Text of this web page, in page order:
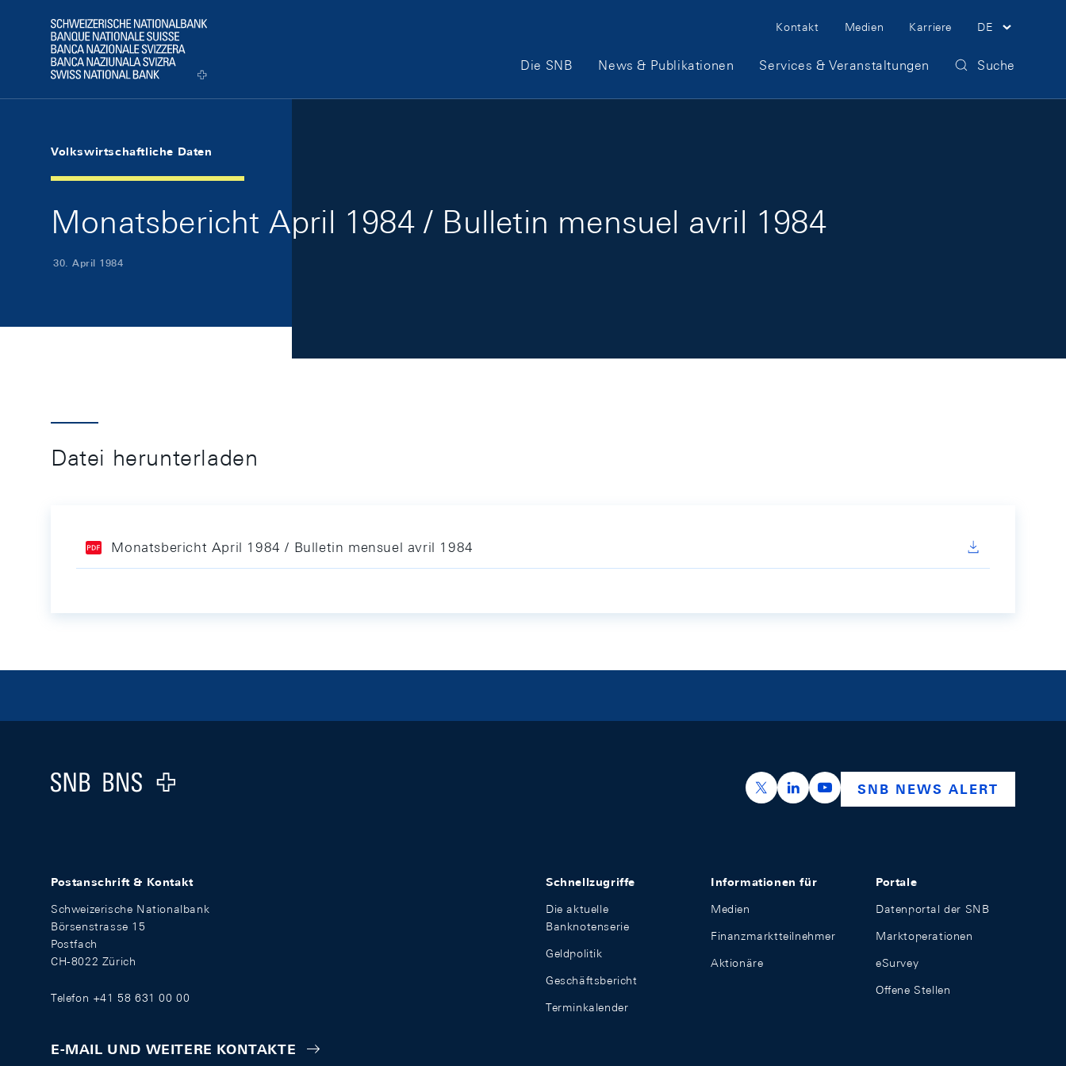
Logo
Meta Navigation
Kontakt Medien Karriere DE
Hauptnavigation
Die SNB News & Publikationen Services & Veranstaltungen Suche
Volkswirtschaftliche Daten
Monatsbericht April 1984 / Bulletin mensuel avril 1984
30. April 1984
Datei herunterladen
Monatsbericht April 1984 / Bulletin mensuel avril 1984
Logo
https://x.com/snb_bns
https://ch.linkedin.com/company/swiss-
https://www.youtube.com/
SNB NEWS ALERT
Postanschrift & Kontakt
Schweizerische Nationalbank
Börsenstrasse 15
Postfach
CH-8022 Zürich
Telefon +41 58 631 00 00
E-MAIL UND WEITERE KONTAKTE
Schnellzugriffe
Die aktuelle
Banknotenserie
Geldpolitik
Geschäftsbericht
Terminkalender
Informationen für
Medien
Finanzmarktteilnehmer
Aktionäre
Portale
Datenportal der SNB
Marktoperationen
eSurvey
Offene Stellen